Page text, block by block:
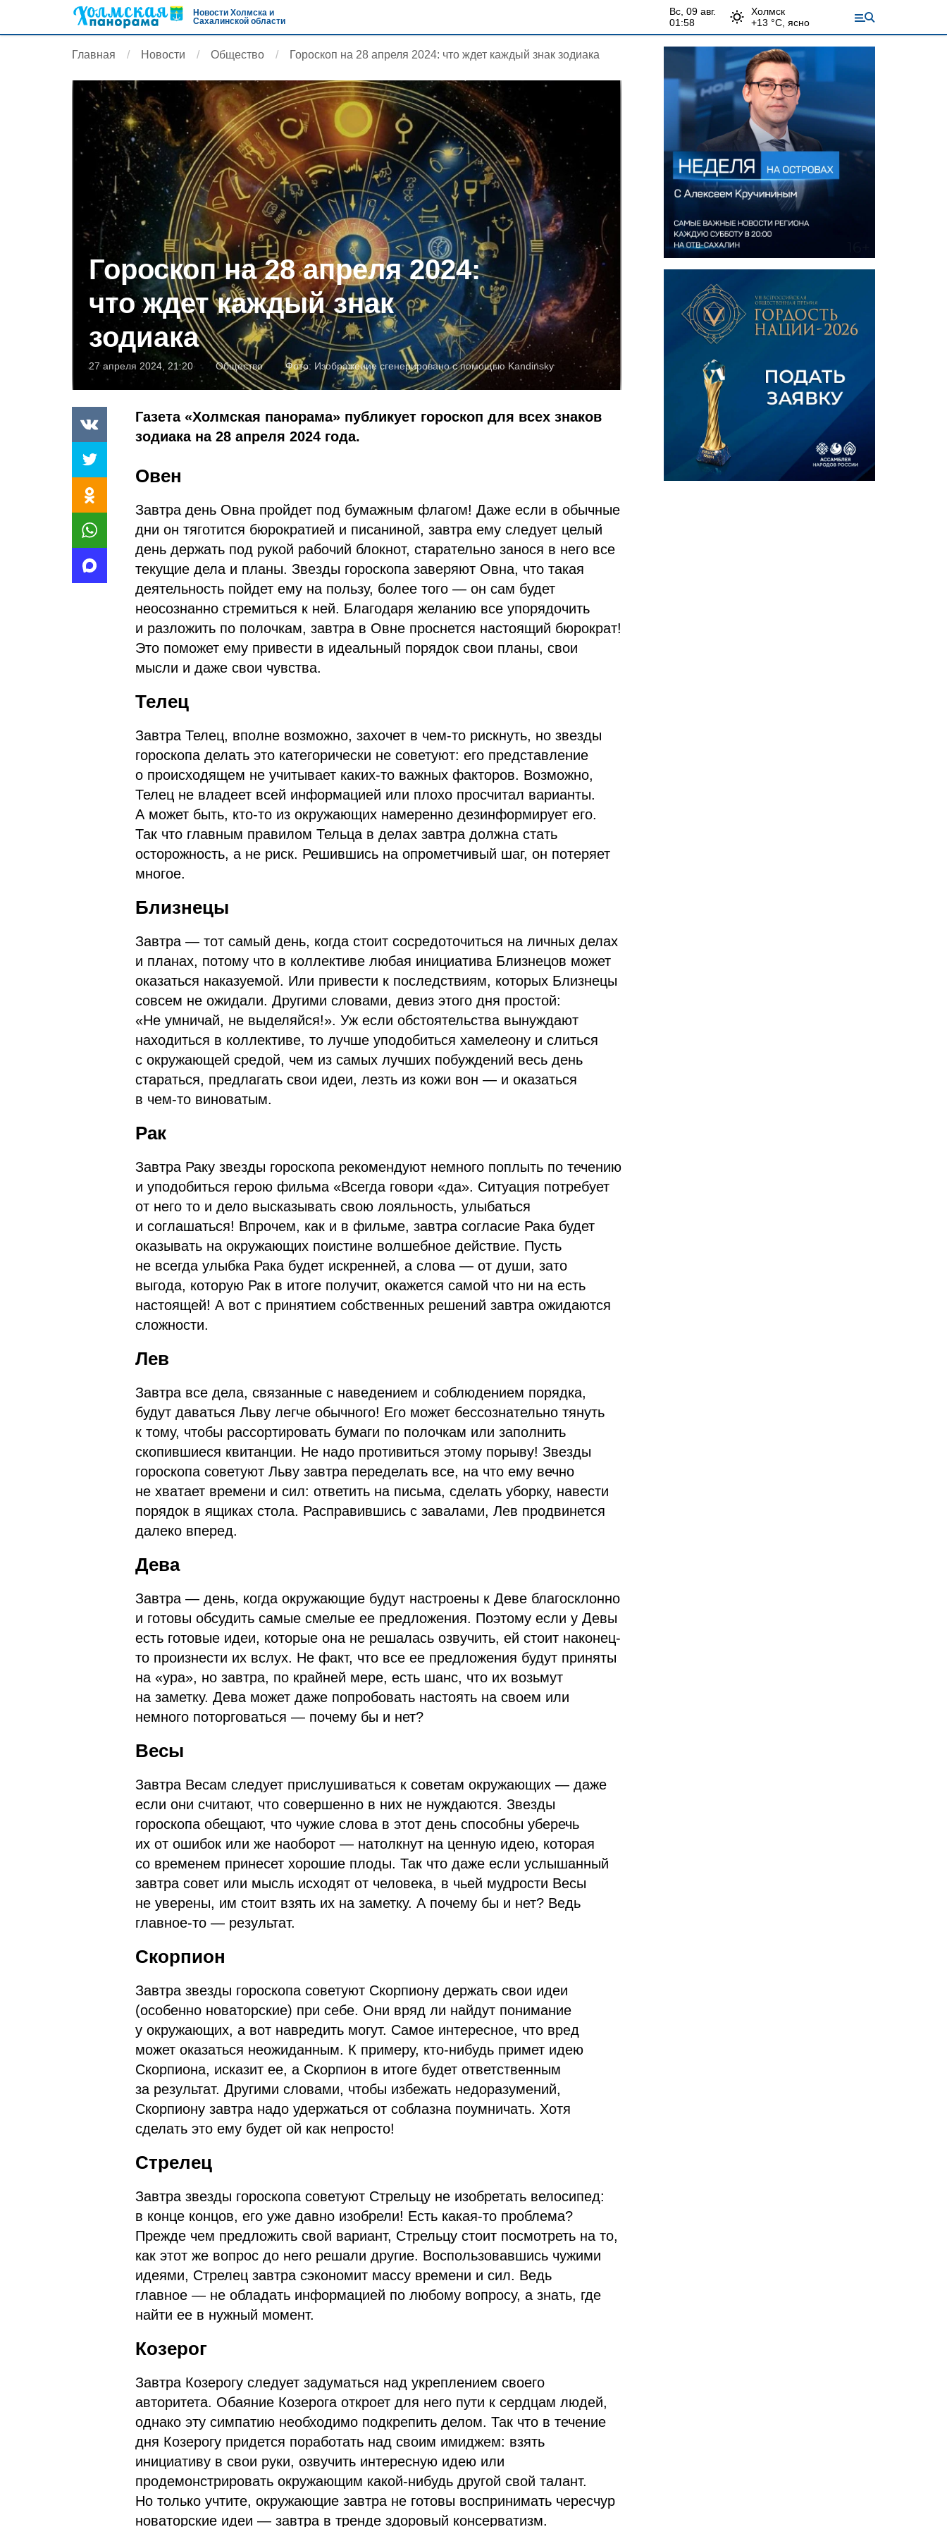
Новости Холмска и
Сахалинской области
вс, 09 авг.
01:58
Холмск
+13 °С, ясно
Главная Новости Общество Гороскоп на 28 апреля 2024: что ждет каждый знак зодиака
Гороскоп на 28 апреля 2024:
что ждет каждый знак
зодиака
27 апреля 2024, 21:20 Общество Фото: Изображение сгенерировано с помощью Kandinsky
Газета «Холмская панорама» публикует гороскоп для всех знаков
зодиака на 28 апреля 2024 года.
Овен
Завтра день Овна пройдет под бумажным флагом! Даже если в обычные
дни он тяготится бюрократией и писаниной, завтра ему следует целый
день держать под рукой рабочий блокнот, старательно занося в него все
текущие дела и планы. Звезды гороскопа заверяют Овна, что такая
деятельность пойдет ему на пользу, более того — он сам будет
неосознанно стремиться к ней. Благодаря желанию все упорядочить
и разложить по полочкам, завтра в Овне проснется настоящий бюрократ!
Это поможет ему привести в идеальный порядок свои планы, свои
мысли и даже свои чувства.
Телец
Завтра Телец, вполне возможно, захочет в чем-то рискнуть, но звезды
гороскопа делать это категорически не советуют: его представление
о происходящем не учитывает каких-то важных факторов. Возможно,
Телец не владеет всей информацией или плохо просчитал варианты.
А может быть, кто-то из окружающих намеренно дезинформирует его.
Так что главным правилом Тельца в делах завтра должна стать
осторожность, а не риск. Решившись на опрометчивый шаг, он потеряет
многое.
Близнецы
Завтра — тот самый день, когда стоит сосредоточиться на личных делах
и планах, потому что в коллективе любая инициатива Близнецов может
оказаться наказуемой. Или привести к последствиям, которых Близнецы
совсем не ожидали. Другими словами, девиз этого дня простой:
«Не умничай, не выделяйся!». Уж если обстоятельства вынуждают
находиться в коллективе, то лучше уподобиться хамелеону и слиться
с окружающей средой, чем из самых лучших побуждений весь день
стараться, предлагать свои идеи, лезть из кожи вон — и оказаться
в чем-то виноватым.
Рак
Завтра Раку звезды гороскопа рекомендуют немного поплыть по течению
и уподобиться герою фильма «Всегда говори «да». Ситуация потребует
от него то и дело высказывать свою лояльность, улыбаться
и соглашаться! Впрочем, как и в фильме, завтра согласие Рака будет
оказывать на окружающих поистине волшебное действие. Пусть
не всегда улыбка Рака будет искренней, а слова — от души, зато
выгода, которую Рак в итоге получит, окажется самой что ни на есть
настоящей! А вот с принятием собственных решений завтра ожидаются
сложности.
Лев
Завтра все дела, связанные с наведением и соблюдением порядка,
будут даваться Льву легче обычного! Его может бессознательно тянуть
к тому, чтобы рассортировать бумаги по полочкам или заполнить
скопившиеся квитанции. Не надо противиться этому порыву! Звезды
гороскопа советуют Льву завтра переделать все, на что ему вечно
не хватает времени и сил: ответить на письма, сделать уборку, навести
порядок в ящиках стола. Расправившись с завалами, Лев продвинется
далеко вперед.
Дева
Завтра — день, когда окружающие будут настроены к Деве благосклонно
и готовы обсудить самые смелые ее предложения. Поэтому если у Девы
есть готовые идеи, которые она не решалась озвучить, ей стоит наконец-
то произнести их вслух. Не факт, что все ее предложения будут приняты
на «ура», но завтра, по крайней мере, есть шанс, что их возьмут
на заметку. Дева может даже попробовать настоять на своем или
немного поторговаться — почему бы и нет?
Весы
Завтра Весам следует прислушиваться к советам окружающих — даже
если они считают, что совершенно в них не нуждаются. Звезды
гороскопа обещают, что чужие слова в этот день способны уберечь
их от ошибок или же наоборот — натолкнут на ценную идею, которая
со временем принесет хорошие плоды. Так что даже если услышанный
завтра совет или мысль исходят от человека, в чьей мудрости Весы
не уверены, им стоит взять их на заметку. А почему бы и нет? Ведь
главное-то — результат.
Скорпион
Завтра звезды гороскопа советуют Скорпиону держать свои идеи
(особенно новаторские) при себе. Они вряд ли найдут понимание
у окружающих, а вот навредить могут. Самое интересное, что вред
может оказаться неожиданным. К примеру, кто-нибудь примет идею
Скорпиона, исказит ее, а Скорпион в итоге будет ответственным
за результат. Другими словами, чтобы избежать недоразумений,
Скорпиону завтра надо удержаться от соблазна поумничать. Хотя
сделать это ему будет ой как непросто!
Стрелец
Завтра звезды гороскопа советуют Стрельцу не изобретать велосипед:
в конце концов, его уже давно изобрели! Есть какая-то проблема?
Прежде чем предложить свой вариант, Стрельцу стоит посмотреть на то,
как этот же вопрос до него решали другие. Воспользовавшись чужими
идеями, Стрелец завтра сэкономит массу времени и сил. Ведь
главное — не обладать информацией по любому вопросу, а знать, где
найти ее в нужный момент.
Козерог
Завтра Козерогу следует задуматься над укреплением своего
авторитета. Обаяние Козерога откроет для него пути к сердцам людей,
однако эту симпатию необходимо подкрепить делом. Так что в течение
дня Козерогу придется поработать над своим имиджем: взять
инициативу в свои руки, озвучить интересную идею или
продемонстрировать окружающим какой-нибудь другой свой талант.
Но только учтите, окружающие завтра не готовы воспринимать чересчур
новаторские идеи — завтра в тренде здоровый консерватизм.